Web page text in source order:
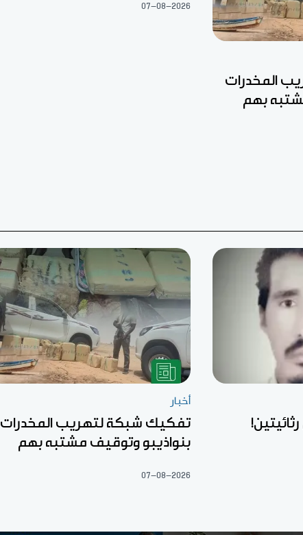
المخدرات
بهم
07-08-2026
أخبار
تفكيك شبكة لتهريب المخدرات
بنواذيبو وتوقيف مشتبه بهم
07-08-2026